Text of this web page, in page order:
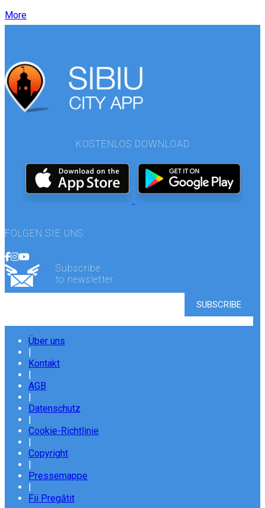
More
KOSTENLOS DOWNLOAD
FOLGEN SIE UNS
Subscribe
to newsletter
Über uns
|
Kontakt
|
AGB
|
Datenschutz
|
Cookie-Richtlinie
|
Copyright
|
Pressemappe
|
Fii Pregătit